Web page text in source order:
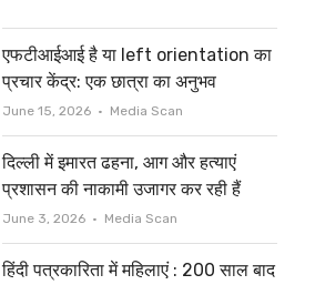
एफटीआईआई है या left orientation का
प्रचार केंद्र: एक छात्रा का अनुभव
June 15, 2026 Author
Media Scan
दिल्ली में इमारत ढहना, आग और हत्याएं
प्रशासन की नाकामी उजागर कर रही हैं
June 3, 2026 Author
Media Scan
हिंदी पत्रकारिता में महिलाएं : 200 साल बाद